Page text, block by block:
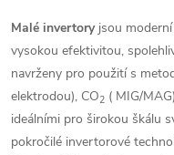
Malé invertoryjsou moderní
vysokou efektivitou,
navrženy pro použití s
elektrodou), CO2 ( MIG/
ideálními pro širokou škálu
pokročilé invertorové